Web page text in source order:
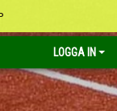
LOGGA IN